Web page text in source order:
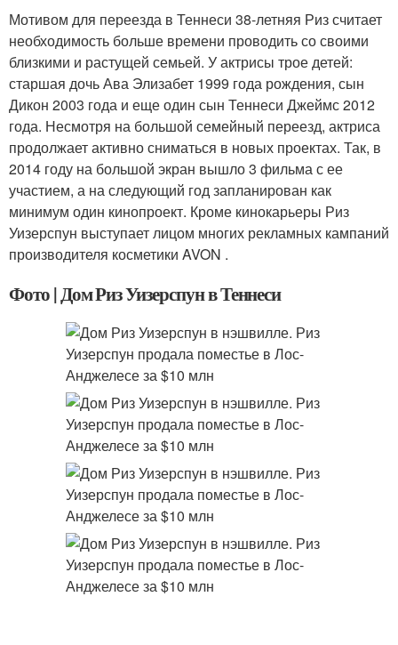
Мотивом для переезда в Теннеси 38-летняя Риз считает
необходимость больше времени проводить со своими
близкими и растущей семьей. У актрисы трое детей:
старшая дочь Ава Элизабет 1999 года рождения, сын
Дикон 2003 года и еще один сын Теннеси Джеймс 2012
года. Несмотря на большой семейный переезд, актриса
продолжает активно сниматься в новых проектах. Так, в
2014 году на большой экран вышло 3 фильма с ее
участием, а на следующий год запланирован как
минимум один кинопроект. Кроме кинокарьеры Риз
Уизерспун выступает лицом многих рекламных кампаний
производителя косметики AVON .
Фото | Дом Риз Уизерспун в Теннеси